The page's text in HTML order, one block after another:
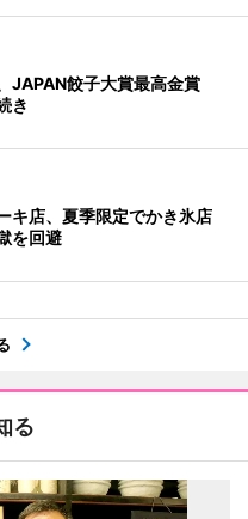
JAPAN餃子大賞最高金賞
き
キ店、夏季限定でかき氷店
を回避
る